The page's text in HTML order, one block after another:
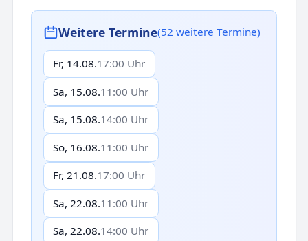
Weitere Termine(52 weitere Termine)
Fr, 14.08.17:00 Uhr
Sa, 15.08.11:00 Uhr
Sa, 15.08.14:00 Uhr
So, 16.08.11:00 Uhr
Fr, 21.08.17:00 Uhr
Sa, 22.08.11:00 Uhr
Sa, 22.08.14:00 Uhr